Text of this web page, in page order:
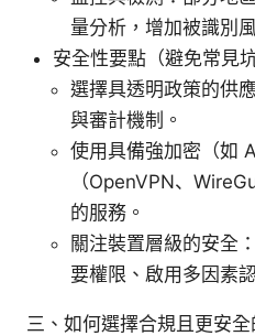
量分析，增加被識別
安全性要點（避免常見坑
選擇具透明政策的供
與審計機制。
使用具備強加密（如
（OpenVPN、
的服務。
關注裝置層級的安全
要權限、啟用多因素
三、如何選擇合規且更安